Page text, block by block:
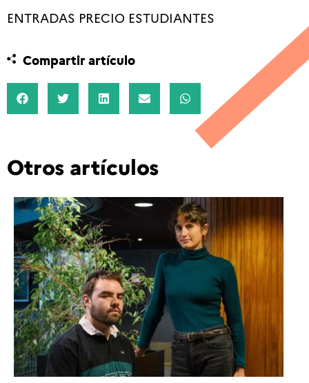
ENTRADAS PRECIO ESTUDIANTES
Compartir artículo
Otros artículos